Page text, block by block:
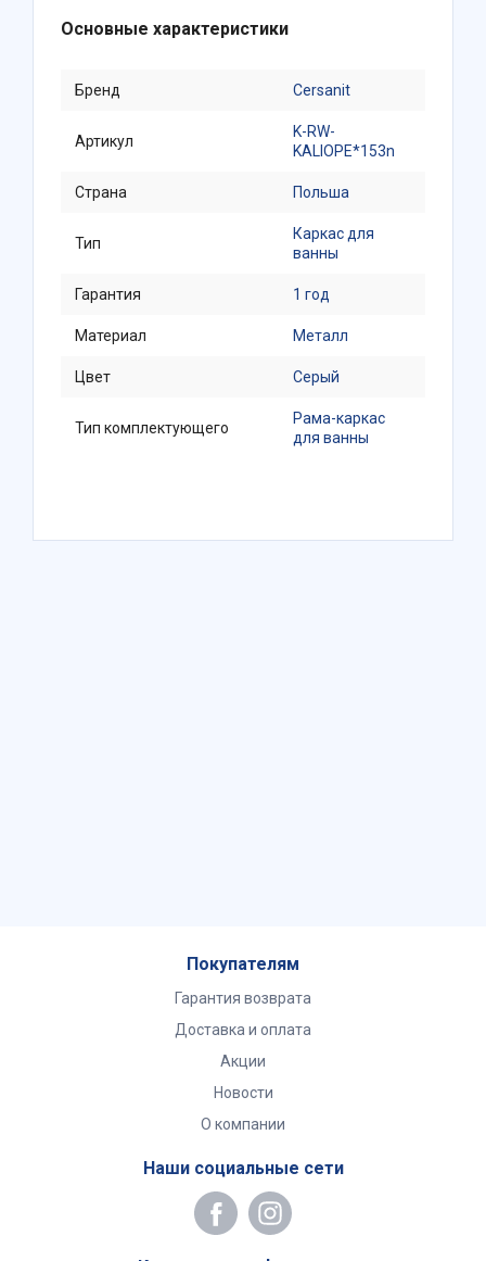
Основные характеристики
Бренд Cersanit
Артикул
K-RW-
KALIOPE*153n
Страна Польша
Тип
Каркас для
ванны
Гарантия 1 год
Материал Металл
Цвет Серый
Тип комплектующего
Рама-каркас
для ванны
Покупателям
Гарантия возврата
Доставка и оплата
Акции
Новости
О компании
Наши социальные сети